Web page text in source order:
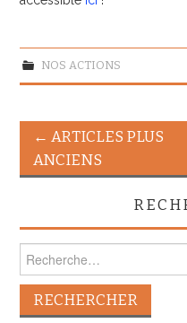
NOS ACTIONS
← ARTICLES PLUS
ANCIENS